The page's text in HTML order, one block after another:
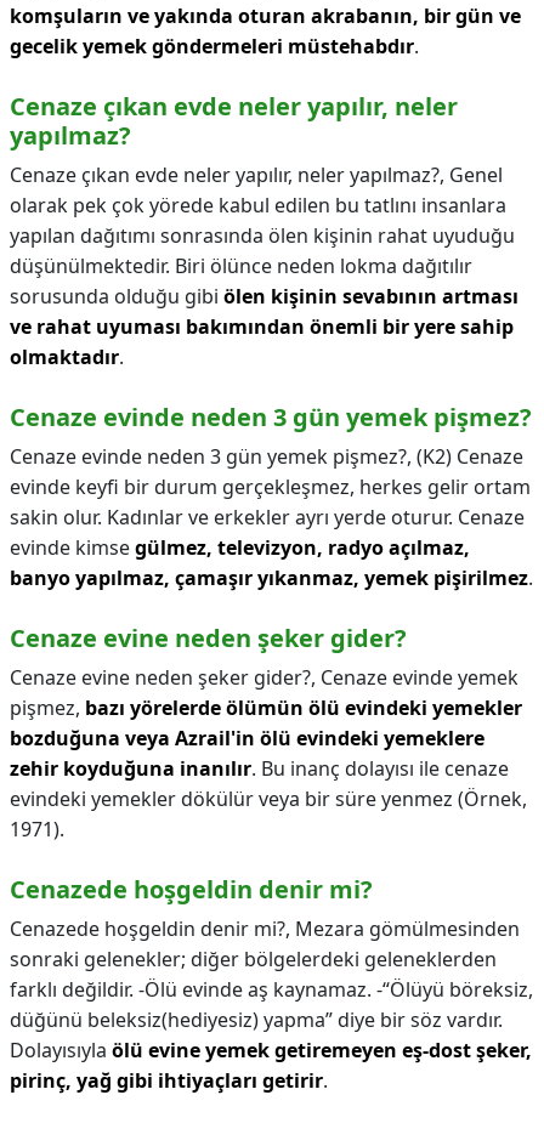
komşuların ve yakında oturan akrabanın, bir gün ve
gecelik yemek göndermeleri müstehabdır.
Cenaze çıkan evde neler yapılır, neler
yapılmaz?
Cenaze çıkan evde neler yapılır, neler yapılmaz?, Genel
olarak pek çok yörede kabul edilen bu tatlını insanlara
yapılan dağıtımı sonrasında ölen kişinin rahat uyuduğu
düşünülmektedir. Biri ölünce neden lokma dağıtılır
sorusunda olduğu gibi ölen kişinin sevabının artması
ve rahat uyuması bakımından önemli bir yere sahip
olmaktadır.
Cenaze evinde neden 3 gün yemek pişmez?
Cenaze evinde neden 3 gün yemek pişmez?, (K2) Cenaze
evinde keyfi bir durum gerçekleşmez, herkes gelir ortam
sakin olur. Kadınlar ve erkekler ayrı yerde oturur. Cenaze
evinde kimsegülmez, televizyon, radyo açılmaz,
banyo yapılmaz, çamaşır yıkanmaz, yemek pişirilmez.
Cenaze evine neden şeker gider?
Cenaze evine neden şeker gider?, Cenaze evinde yemek
pişmez, bazı yörelerde ölümün ölü evindeki yemekler
bozduğuna veya Azrail'in ölü evindeki yemeklere
zehir koyduğuna inanılır. Bu inanç dolayısı ile cenaze
evindeki yemekler dökülür veya bir süre yenmez (Örnek,
1971).
Cenazede hoşgeldin denir mi?
Cenazede hoşgeldin denir mi?, Mezara gömülmesinden
sonraki gelenekler; diğer bölgelerdeki geleneklerden
farklı değildir. -Ölü evinde aş kaynamaz. -“Ölüyü böreksiz,
düğünü beleksiz(hediyesiz) yapma” diye bir söz vardır.
Dolayısıyla ölü evine yemek getiremeyen eş-dost şeker,
pirinç, yağ gibi ihtiyaçları getirir.